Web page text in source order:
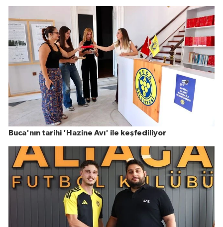
Buca'nın tarihi 'Hazine Avı' ile keşfediliyor